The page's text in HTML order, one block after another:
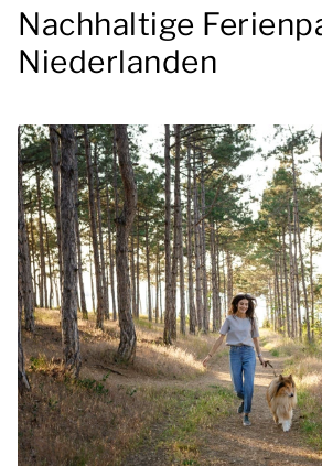
Nachhaltige
Niederlanden